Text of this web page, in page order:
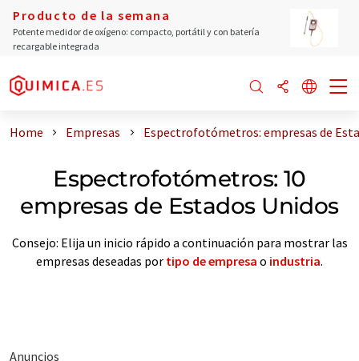
Producto de la semana
Potente medidor de oxígeno: compacto, portátil y con batería
recargable integrada
Home Empresas Espectrofotómetros: empresas de
Espectrofotómetros: 10
empresas de Estados Unidos
Consejo: Elija un inicio rápido a continuación para mostrar las
empresas deseadas por tipo de empresa o industria.
Anuncios